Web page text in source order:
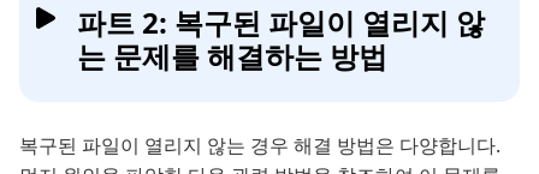
파트 2: 복구된 파일이 열리지 않
는 문제를 해결하는 방법
복구된 파일이 열리지 않는 경우 해결 방법은 다양합니다.